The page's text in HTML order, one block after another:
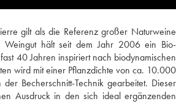
gilt als die Referenz großer Naturweine
Weingut hält seit dem Jahr 2006 ein Bio-
40 Jahren inspiriert nach biodynamischen
wird mit einer Pflanzdichte von ca. 10.000
Becherschnitt-Technik gearbeitet. Dieser
Ausdruck in den sich ideal ergänzenden